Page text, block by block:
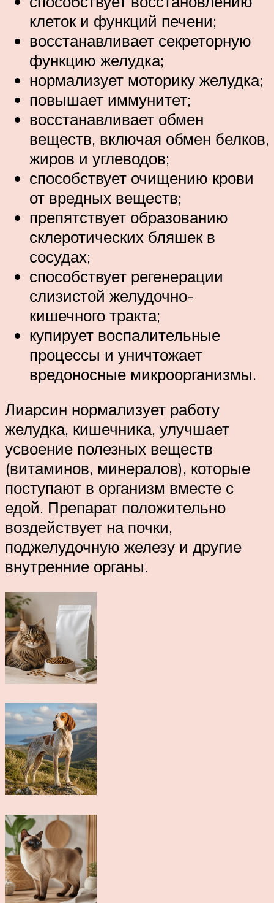
клеток и функций печени;
восстанавливает секреторную
функцию желудка;
нормализует моторику желудка;
повышает иммунитет;
восстанавливает обмен
веществ, включая обмен белков,
жиров и углеводов;
способствует очищению крови
от вредных веществ;
препятствует образованию
склеротических бляшек в
сосудах;
способствует регенерации
слизистой желудочно-
кишечного тракта;
купирует воспалительные
процессы и уничтожает
вредоносные микроорганизмы.
Лиарсин нормализует работу
желудка, кишечника, улучшает
усвоение полезных веществ
(витаминов, минералов), которые
поступают в организм вместе с
едой. Препарат положительно
воздействует на почки,
поджелудочную железу и другие
внутренние органы.